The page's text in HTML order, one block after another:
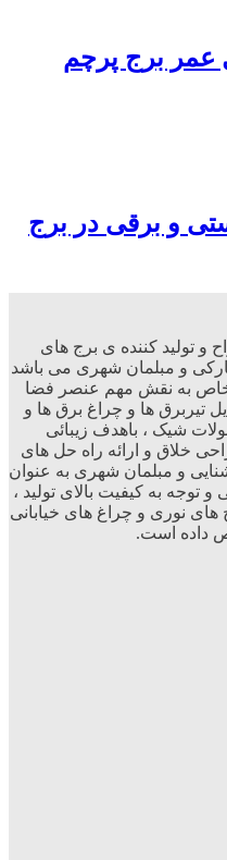
عمر برج پرچم
و برقی در برج
و تولید کننده ی برج های
و مبلمان شهری می باشد
خاص به نقش مهم عنصر فضا
تیربرق ها و چراغ برق ها و
شیک ، باهدف زیبائی
خلاق و ارائه راه حل های
و مبلمان شهری به عنوان
توجه به کیفیت بالای تولید ،
نوری و چراغ های خیابانی
داده است.